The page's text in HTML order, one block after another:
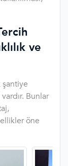
ve
şantiye
Bunlar
öne